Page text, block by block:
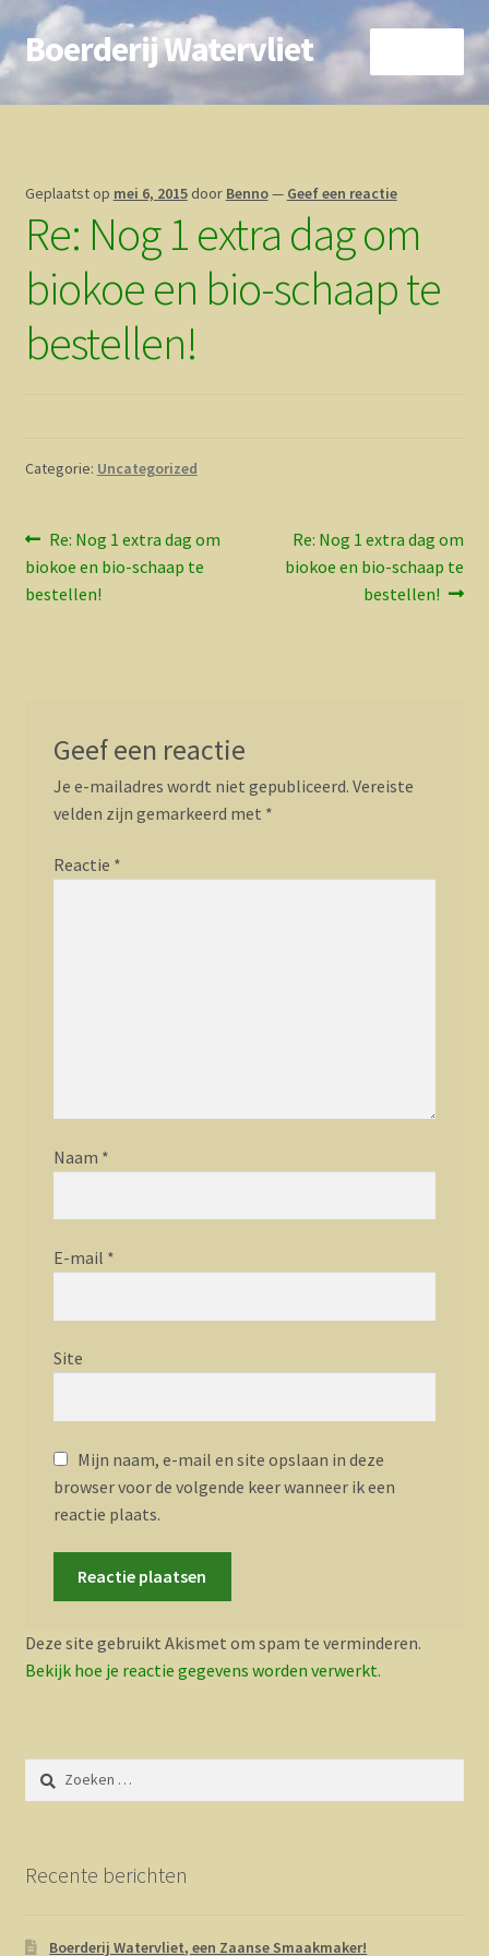
Ga
door
Ga
direct
Boerderij Watervliet
Home
Biokoe
Zorgboerderij
Vrienden van..
Geplaatst op mei 6, 2015 door Benno— Geef een reactie
Re: Nog 1 extra dag om
biokoe en bio-schaap te
bestellen!
Categorie: Uncategorized
Bericht
navigatie
Vorig
bericht:
Re: Nog 1 extra dag om
biokoe en bio-schaap te
bestellen!
Volgend
bericht:
Re: Nog 1 extra dag om
biokoe en bio-schaap te
bestellen!
Geef een reactie
Je e-mailadres wordt niet gepubliceerd. Vereiste
velden zijn gemarkeerd met *
Reactie *
Naam *
E-mail *
Site
Mijn naam, e-mail en site opslaan in deze
browser voor de volgende keer wanneer ik een
reactie plaats.
Deze site gebruikt Akismet om spam te verminderen.
Bekijk hoe je reactie gegevens worden verwerkt.
Zoeken
naar:
Recente berichten
Boerderij Watervliet, een Zaanse Smaakmaker!